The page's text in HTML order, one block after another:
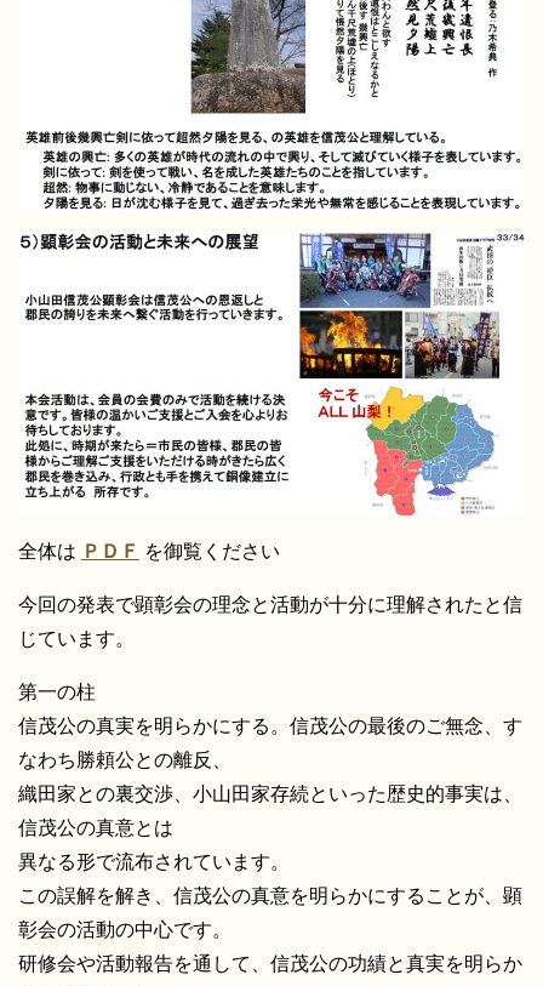
全体は ＰＤＦ を御覧ください
今回の発表で顕彰会の理念と活動が十分に理解されたと信
じています。
第一の柱
信茂公の真実を明らかにする。信茂公の最後のご無念、す
なわち勝頼公との離反、
織田家との裏交渉、小山田家存続といった歴史的事実は、
信茂公の真意とは
異なる形で流布されています。
この誤解を解き、信茂公の真意を明らかにすることが、顕
彰会の活動の中心です。
研修会や活動報告を通して、信茂公の功績と真実を明らか